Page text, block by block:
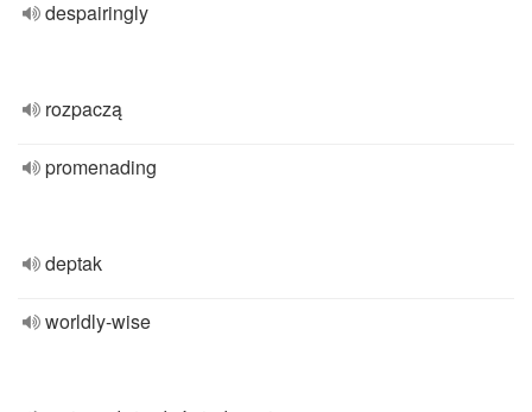
despairingly
rozpaczą
promenading
deptak
worldly-wise